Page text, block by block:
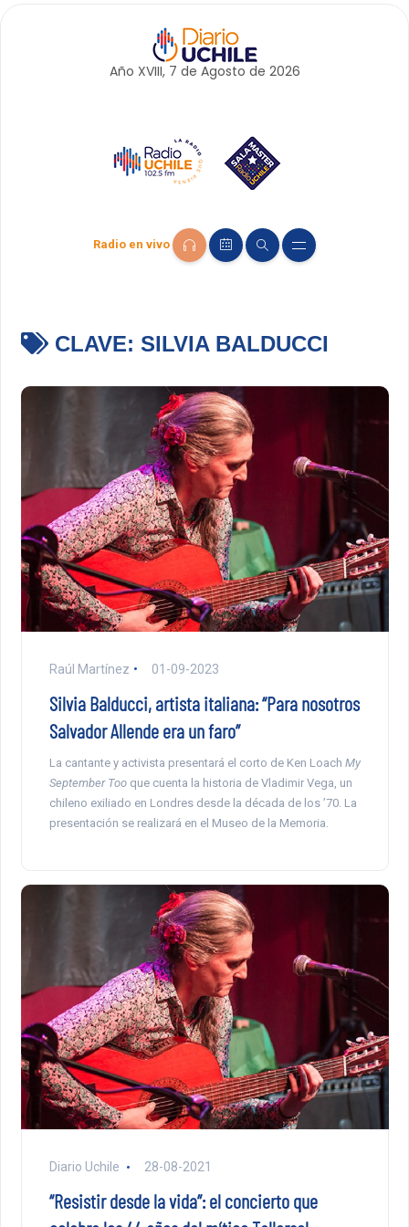
Año XVIII, 7 de Agosto de 2026
Radio en vivo
CLAVE: SILVIA BALDUCCI
Raúl Martínez 01-09-2023
Silvia Balducci, artista italiana: “Para nosotros
Salvador Allende era un faro”
La cantante y activista presentará el corto de Ken Loach My
September Too que cuenta la historia de Vladimir Vega, un
chileno exiliado en Londres desde la década de los ’70. La
presentación se realizará en el Museo de la Memoria.
Diario Uchile 28-08-2021
“Resistir desde la vida”: el concierto que